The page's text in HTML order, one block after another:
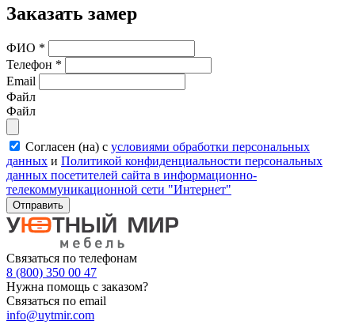
Заказать замер
ФИО *
Телефон *
Email
Файл
Файл
Согласен (на) с условиями обработки персональных
данных и Политикой конфиденциальности персональных
данных посетителей сайта в информационно-
телекоммуникационной сети "Интернет"
Отправить
Связаться по телефонам
8 (800) 350 00 47
Нужна помощь с заказом?
Связаться по email
info@uytmir.com